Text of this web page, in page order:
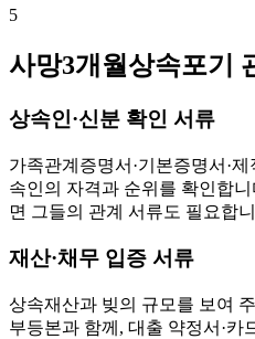
5
사망3개월상속포기
상속인·신분 확인 서류
가족관계증명서·기본증명서·
속인의 자격과 순위를 확인합
면 그들의 관계 서류도 필요합
재산·채무 입증 서류
상속재산과 빚의 규모를 보여
부등본과 함께, 대출 약정서·카